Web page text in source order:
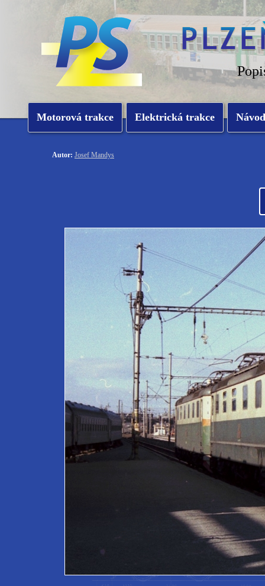
Motorová trakce Elektrická trakce
Autor: Josef Mandys